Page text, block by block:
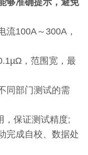
流100A～300A，
，范围宽，最
部门测试的需
保证测试精度;
成自校、数据处